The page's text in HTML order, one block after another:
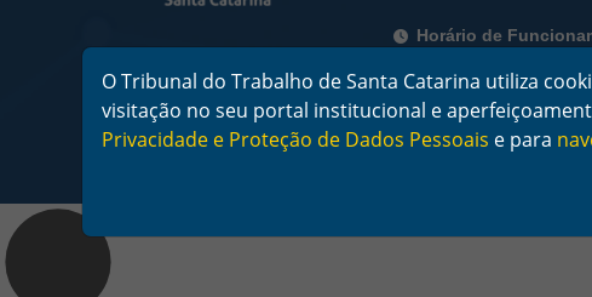
Horário de
horas
Telefone: (48) 3216-
O Tribunal do Trabalho de Santa Catarina utiliza
visitação no seu portal institucional e
Privacidade e Proteção de Dados Pessoais e para